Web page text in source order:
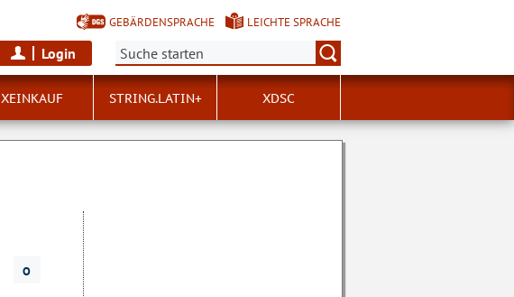
GEBÄRDENSPRACHE LEICHTE SPRACHE
Login Suche:
XEINKAUF STRING.LATIN+ XDSC
O